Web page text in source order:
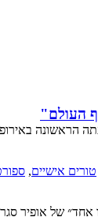
העולם"
הראשונה
טורים אישיים,